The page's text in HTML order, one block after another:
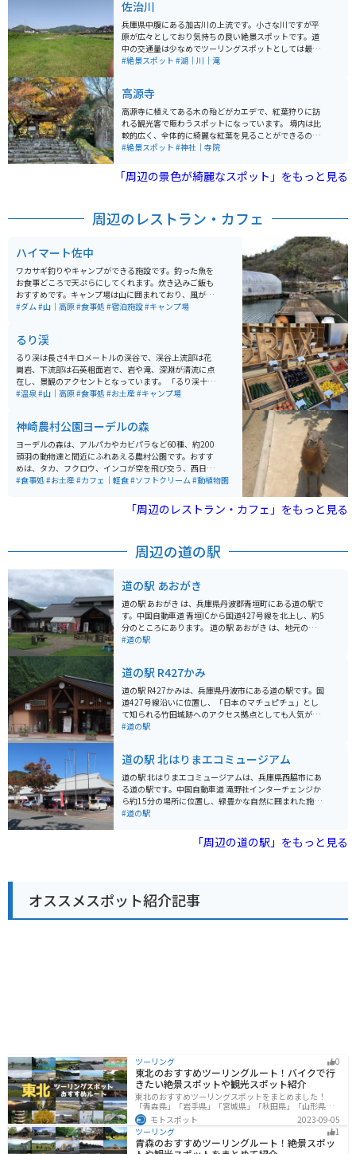
佐治川
兵庫県中腹にある加古川の上流です。小さな川ですが平
原が広々としており気持ちの良い絶景スポットです。道
中の交通量は少なめでツーリングスポットとしては最適
です。
#絶景スポット #湖｜川｜滝
高源寺
高源寺に植えてある木の殆どがカエデで、紅葉狩りに訪
れる観光客で賑わうスポットになっています。 境内は比
較的広く、全体的に綺麗な紅葉を見ることができるのが
魅力的です。 秋の紅葉狩りだけでなく、春夏に見られる
ます。 また、高源寺の入口前では屋台も出ており、丹波
の黒豆を買うことができたり、団子や焼鳥などを食べる
#絶景スポット #神社｜寺院
「周辺の景色が綺麗なスポット」をもっと見る
周辺のレストラン・カフェ
ハイマート佐中
ワカサギ釣りやキャンプができる施設です。釣った魚を
お食事どころで天ぷらにしてくれます。炊き込みご飯も
おすすめです。キャンプ場は山に囲まれており、風が強
く吹く為、夏場に行くのをオススメします。デイキャン
#ダム#山｜高原#食事処 #宿泊施設#キャンプ場
るり渓
るり渓は長さ4キロメートルの渓谷で、渓谷上流部は花
崗岩、下流部は石英粗面岩で、岩や滝、深淵が清流に点
在し、景観のアクセントとなっています。 「るり渓十二
勝」には、玉走盤や双龍渕など特徴ある名前がつけられ
あり、休日には多くの人が訪れます。渓谷は昭和7年に名
勝に指定されています。 オートキャンプサイトがありま
す。素泊まりのプランは用意されていませんが、手ぶら
で利用可能な7タイプのキャンプサイトがあり、キャン
プ初心者の方も簡単にグランピングなどを楽しむことが
です。また、温泉も同じ施設内にあるため、とても便利
#温泉#山｜高原#食事処 #お土産#キャンプ場
神崎農村公園ヨーデルの森
ヨーデルの森は、アルパカやカビパラなど60種、約200
頭羽の動物達と間近にふれあえる農村公園です。おすす
めは、タカ、フクロウ、インコが空を飛び交う、西日本
最大級のバードパフォーマンスショーです。 パン作りや
で、沢山の種類の花が咲いています。お土産は、園内の
工房で作られたプリンが人気でソフトクリームも美味し
#食事処 #お土産#カフェ｜軽食#ソフトクリーム#動植物園
「周辺のレストラン・カフェ」をもっと見る
周辺の道の駅
道の駅 あおがき
道の駅 あおがき は、兵庫県丹波郡青垣町にある道の駅で
す。中国自動車道 青垣ICから国道427号線を北上し、約5
分のところにあります。 道の駅 あおがき は、地元の農産
物や特産品を販売する直売所や、地元食材を使った料理
ります。また、道の駅 あおがき は、ツーリングの休憩場
所としてもおすすめです。周辺には、青垣いきものふれ
あいの里や、丹波竜化石工房など、観光スポットも充実
しています。 道の駅 あおがき で人気のおすすめ商品は、
地元産の新鮮な野菜や果物です。特に、丹波栗や黒豆を
#道の駅
道の駅 R427かみ
道の駅 R427かみは、兵庫県丹波市にある道の駅です。国
道427号線沿いに位置し、「日本のマチュピチュ」とし
て知られる竹田城跡へのアクセス拠点としても人気があ
ります。 地元の新鮮な野菜や特産品を販売する直売所が
理を楽しむことができ、中でも、猪肉や鹿肉を使ったジ
ビエ料理はおすすめです。 バイクでのツーリングにも最
適な場所で、道の駅には広い駐車場が完備されていま
す。周辺には、竹田城跡のほかにも、立雲峡や円山川な
ど、風光明媚な観光スポットが点在しており、ツーリン
#道の駅
道の駅 北はりまエコミュージアム
道の駅 北はりまエコミュージアムは、兵庫県西脇市にあ
る道の駅です。中国自動車道 滝野社インターチェンジか
ら約15分の場所に位置し、緑豊かな自然に囲まれた施設
です。 地元の農産物直売所では、新鮮な野菜や果物をは
ランでは、地元産の食材を使用した料理を楽しむことが
で訪れる場合、道の駅には広々とした駐車場が完備され
ているので安心です。周辺には、のどかな田園風景が広
がっており、ツーリングの休憩スポットとしても最適で
#道の駅
「周辺の道の駅」をもっと見る
オススメスポット紹介記事
ツーリング 0
東北のおすすめツーリングルート！バイクで行
きたい絶景スポットや観光スポット紹介
東北のおすすめツーリングスポットをまとめました！
「青森県」「岩手県」「宮城県」「秋田県」「山形県」
「福島県」の各県の観光地紹介します。自然豊かな山々
や湖、温泉地が点在し、四季折々の景色を楽しめるスポ
ットが多数あります。バイクで東北にツーリングに行く
際は参考にしてください。
モトスポット
2023-09-05
ツーリング
1
青森のおすすめツーリングルート！絶景スポッ